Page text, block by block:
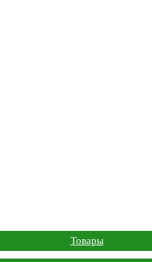
Товары